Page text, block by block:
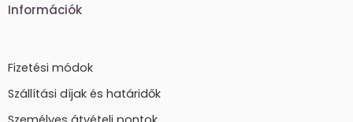
Információk
Fizetési módok
Szállítási díjak és határidők